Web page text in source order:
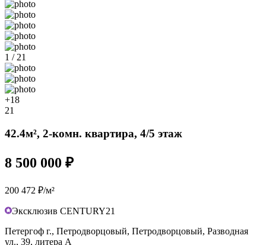
1 / 21
+18
21
42.4м², 2-комн. квартира, 4/5 этаж
8 500 000 ₽
200 472 ₽/м²
Эксклюзив CENTURY21
Петергоф г., Петродворцовый, Петродворцовый, Разводная
ул., 39, литера А